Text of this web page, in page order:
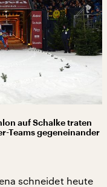
auf Schalke traten
Teams gegeneinander
schneidet heute